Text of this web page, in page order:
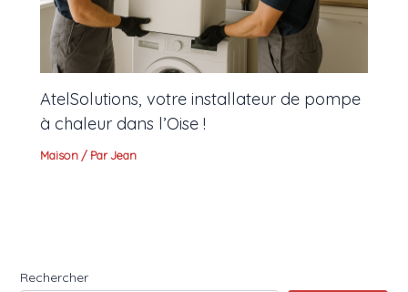
AtelSolutions, votre installateur de pompe
à chaleur dans l’Oise !
Maison / ParJean
Rechercher